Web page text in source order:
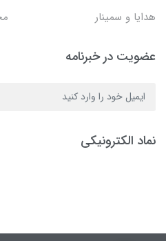
هدایا و سمینار
عضویت در خبرنامه
نماد الکترونیکی